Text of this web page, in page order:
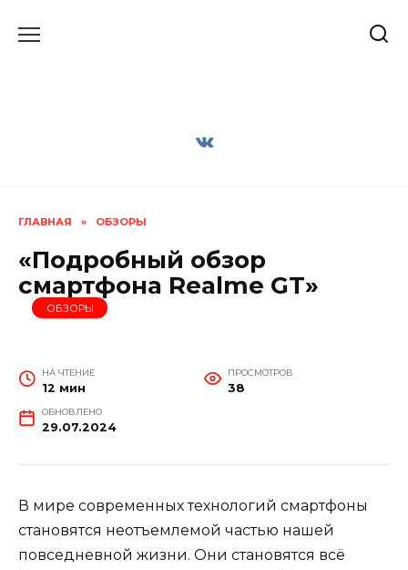
ГЛАВНАЯ » ОБЗОРЫ
«Подробный обзор
смартфона Realme GT»
ОБЗОРЫ
НА ЧТЕНИЕ
12 мин
ПРОСМОТРОВ
38
ОБНОВЛЕНО
29.07.2024
В мире современных технологий смартфоны
становятся неотъемлемой частью нашей
повседневной жизни. Они становятся всё